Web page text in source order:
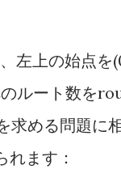
左上の始点を
ルート数を
める問題に相
ます：